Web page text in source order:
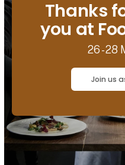
Thanks
you at
26 - 28
Join us